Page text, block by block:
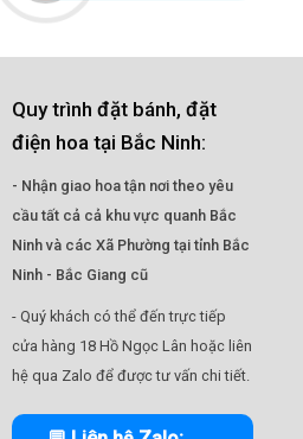
Quy trình đặt bánh, đặt
điện hoa tại Bắc Ninh:
- Nhận giao hoa tận nơi theo yêu
cầu tất cả cả khu vực quanh Bắc
Ninh và các Xã Phường tại tỉnh Bắc
Ninh - Bắc Giang cũ
- Quý khách có thể đến trực tiếp
cửa hàng 18 Hồ Ngọc Lân hoặc liên
hệ qua Zalo để được tư vấn chi tiết.